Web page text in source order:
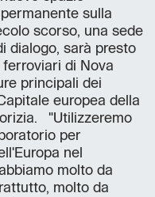
sulla
scorso, una sede
dialogo, sarà presto
di Nova
principali dei
europea della
"Utilizzeremo
per
nel
molto da
molto da